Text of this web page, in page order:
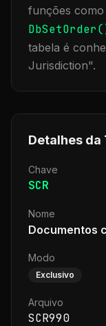
funções como
tabela é
Jurisdiction".
Detalhes da
Chave
SCR
Nome
Documentos
Modo
Exclusivo
Arquivo
SCR990